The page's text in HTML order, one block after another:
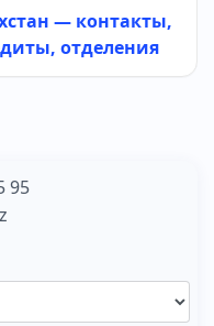
— контакты,
отделения
95